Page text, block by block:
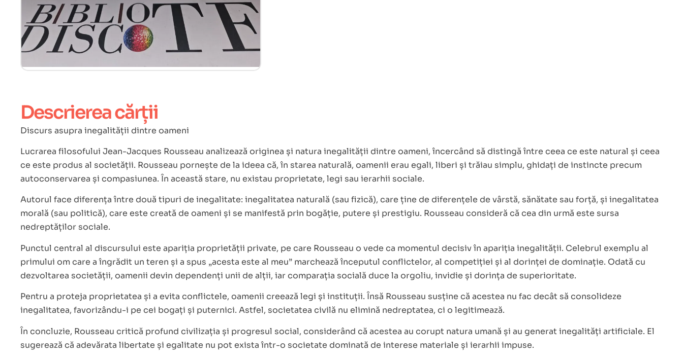
Descrierea cărții
Discurs asupra inegalității dintre oameni
Lucrarea filosofului Jean-Jacques Rousseau analizează originea și natura inegalității dintre oameni, încercând să distingă între ceea ce este natural și ceea
ce este produs al societății. Rousseau pornește de la ideea că, în starea naturală, oamenii erau egali, liberi și trăiau simplu, ghidați de instincte precum
autoconservarea și compasiunea. În această stare, nu existau proprietate, legi sau ierarhii sociale.
Autorul face diferența între două tipuri de inegalitate: inegalitatea naturală (sau fizică), care ține de diferențele de vârstă, sănătate sau forță, și inegalitatea
morală (sau politică), care este creată de oameni și se manifestă prin bogăție, putere și prestigiu. Rousseau consideră că cea din urmă este sursa
nedreptăților sociale.
Punctul central al discursului este apariția proprietății private, pe care Rousseau o vede ca momentul decisiv în apariția inegalității. Celebrul exemplu al
primului om care a îngrădit un teren și a spus „acesta este al meu” marchează începutul conflictelor, al competiției și al dorinței de dominație. Odată cu
dezvoltarea societății, oamenii devin dependenți unii de alții, iar comparația socială duce la orgoliu, invidie și dorința de superioritate.
Pentru a proteja proprietatea și a evita conflictele, oamenii creează legi și instituții. Însă Rousseau susține că acestea nu fac decât să consolideze
inegalitatea, favorizându-i pe cei bogați și puternici. Astfel, societatea civilă nu elimină nedreptatea, ci o legitimează.
În concluzie, Rousseau critică profund civilizația și progresul social, considerând că acestea au corupt natura umană și au generat inegalități artificiale. El
sugerează că adevărata libertate și egalitate nu pot exista într-o societate dominată de interese materiale și ierarhii impuse.